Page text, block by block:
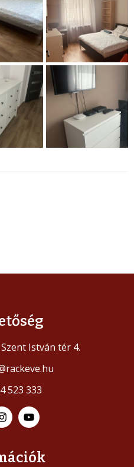
István tér 4.
523 333